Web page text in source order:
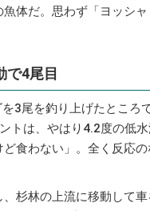
体だ。思わず「ヨッシ
で4尾目
3尾を釣り上げたところ
トは、やはり4.2度の低
ど食わない」。全く反応
杉林の上流に移動して